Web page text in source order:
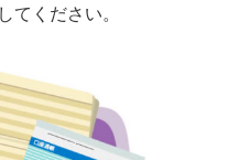
てください。